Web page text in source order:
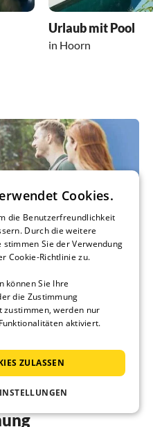
Urlaub mit Pool
in Hoorn
Urlauber
Ihre
vermieten
Ihre
Cookies.
die Benutzerfreundlichkeit
Durch die weitere
Sie der Verwendung
Cookie-Richtlinie zu.
können Sie Ihre
die Zustimmung
zustimmen, werden nur
aktiviert.
ZULASSEN